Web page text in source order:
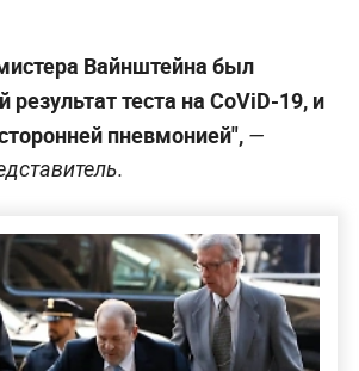
Вайнштейна был
теста на CoViD-19, и
пневмонией",—